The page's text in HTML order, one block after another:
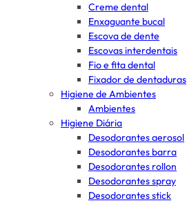
Creme dental
Enxaguante bucal
Escova de dente
Escovas interdentais
Fio e fita dental
Fixador de dentaduras
Higiene de Ambientes
Ambientes
Higiene Diária
Desodorantes aerosol
Desodorantes barra
Desodorantes rollon
Desodorantes spray
Desodorantes stick